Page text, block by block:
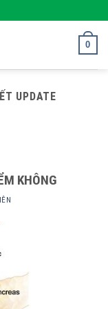
0
UPDATE
KHÔNG